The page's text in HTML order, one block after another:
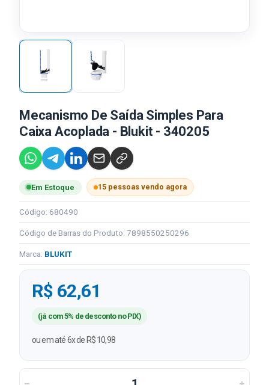
Mecanismo De Saída Simples Para
Caixa Acoplada - Blukit - 340205
Em Estoque 15 pessoas vendo agora
Código: 680490
Código de Barras do Produto: 7898550250296
Marca: BLUKIT
R$ 62,61
(já com 5% de desconto no PIX)
ou em até 6x de R$ 10,98